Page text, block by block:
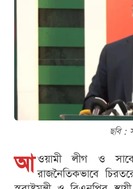
ছবি :
আ ওয়ামী লীগ ও
রাজনৈতিকভাবে